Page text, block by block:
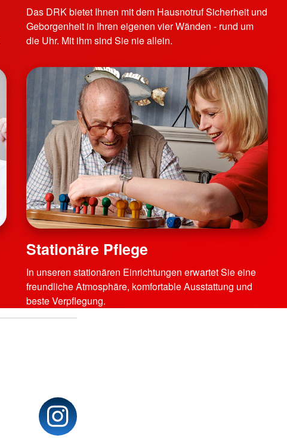
Das DRK bietet Ihnen mit dem Hausnotruf Sicherheit und
Geborgenheit in Ihren eigenen vier Wänden - rund um
die Uhr. Mit ihm sind Sie nie allein.
Stationäre Pflege
In unseren stationären Einrichtungen erwartet Sie eine
freundliche Atmosphäre, komfortable Ausstattung und
beste Verpflegung.